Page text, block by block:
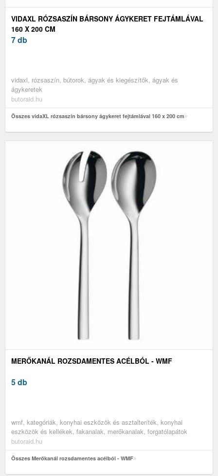
VIDAXL RÓZSASZÍN BÁRSONY ÁGYKERET FEJTÁMLÁVAL
160 X 200 CM
7 db
vidaxl, rózsaszín, bútorok, ágyak és kiegészítők, ágyak és
ágykeretek
butoraid.hu
Összes vidaXL rózsaszín bársony ágykeret fejtámlával 160 x 200 cm
MERŐKANÁL ROZSDAMENTES ACÉLBÓL - WMF
5 db
wmf, kategóriák, konyhai eszközök és asztalteríték, konyhai
eszközök és kellékek, fakanalak, merőkanalak, forgatólapátok
butoraid.hu
Összes Merőkanál rozsdamentes acélból - WMF